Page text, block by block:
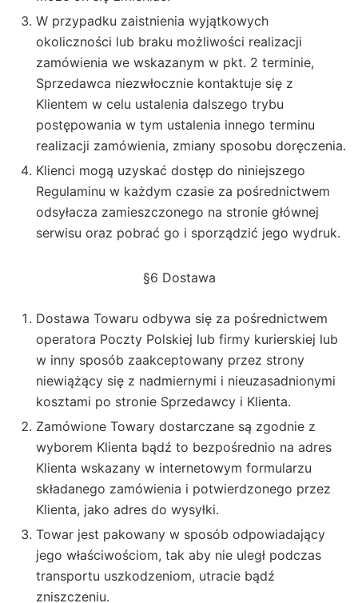
W przypadku zaistnienia wyjątkowych
okoliczności lub braku możliwości realizacji
zamówienia we wskazanym w pkt. 2 terminie,
Sprzedawca niezwłocznie kontaktuje się z
Klientem w celu ustalenia dalszego trybu
postępowania w tym ustalenia innego terminu
realizacji zamówienia, zmiany sposobu doręczenia.
Klienci mogą uzyskać dostęp do niniejszego
Regulaminu w każdym czasie za pośrednictwem
odsyłacza zamieszczonego na stronie głównej
serwisu oraz pobrać go i sporządzić jego wydruk.
§6 Dostawa
Dostawa Towaru odbywa się za pośrednictwem
operatora Poczty Polskiej lub firmy kurierskiej lub
w inny sposób zaakceptowany przez strony
niewiążący się z nadmiernymi i nieuzasadnionymi
kosztami po stronie Sprzedawcy i Klienta.
Zamówione Towary dostarczane są zgodnie z
wyborem Klienta bądź to bezpośrednio na adres
Klienta wskazany w internetowym formularzu
składanego zamówienia i potwierdzonego przez
Klienta, jako adres do wysyłki.
Towar jest pakowany w sposób odpowiadający
jego właściwościom, tak aby nie uległ podczas
transportu uszkodzeniom, utracie bądź
zniszczeniu.